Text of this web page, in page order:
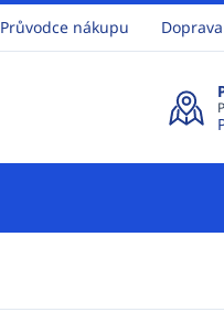
Průvodce nákupu